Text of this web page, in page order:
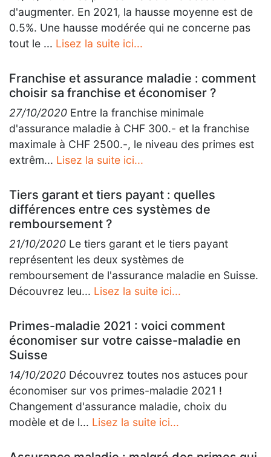
d'augmenter. En 2021, la hausse moyenne est de
0.5%. Une hausse modérée qui ne concerne pas
tout le ... Lisez la suite ici...
Franchise et assurance maladie : comment
choisir sa franchise et économiser ?
27/10/2020 Entre la franchise minimale
d'assurance maladie à CHF 300.- et la franchise
maximale à CHF 2500.-, le niveau des primes est
extrêm... Lisez la suite ici...
Tiers garant et tiers payant : quelles
différences entre ces systèmes de
remboursement ?
21/10/2020 Le tiers garant et le tiers payant
représentent les deux systèmes de
remboursement de l'assurance maladie en Suisse.
Découvrez leu... Lisez la suite ici...
Primes-maladie 2021 : voici comment
économiser sur votre caisse-maladie en
Suisse
14/10/2020 Découvrez toutes nos astuces pour
économiser sur vos primes-maladie 2021 !
Changement d'assurance maladie, choix du
modèle et de l... Lisez la suite ici...